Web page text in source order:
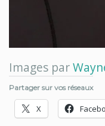
Images par
Partager sur vos réseaux
X